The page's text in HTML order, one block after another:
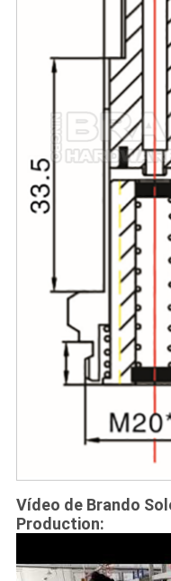
Vídeo de Brando
Production: